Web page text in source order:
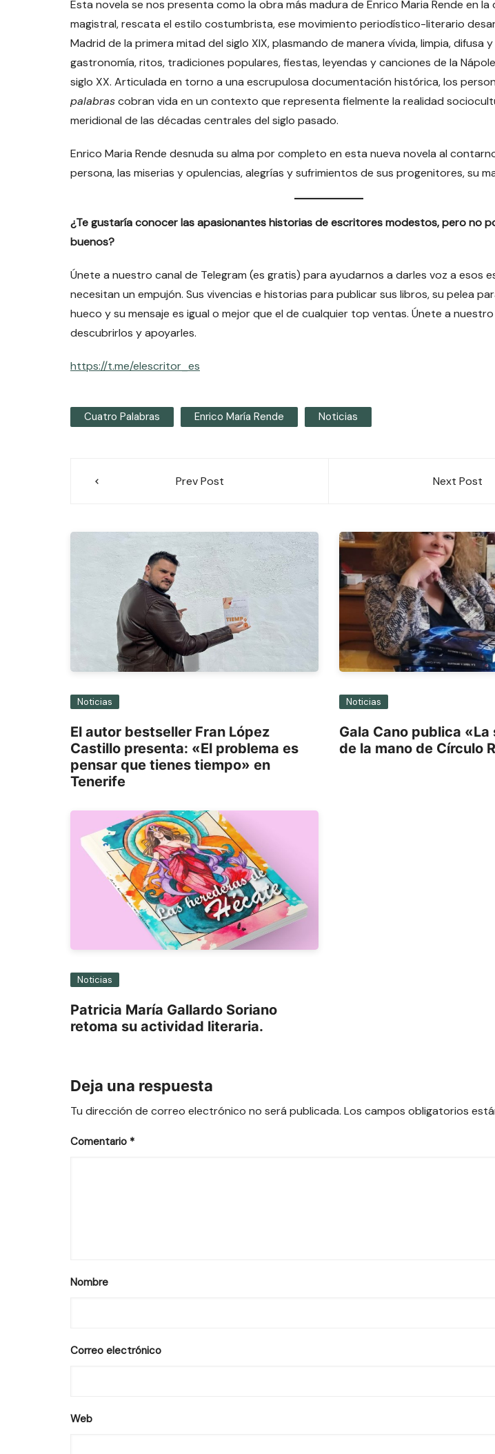
Esta novela se nos presenta como la obra más madura de Enrico Maria Rende en la
magistral, rescata el estilo costumbrista, ese movimiento periodístico-literario
Madrid de la primera mitad del siglo XIX, plasmando de manera vívida, limpia, difusa y
gastronomía, ritos, tradiciones populares, fiestas, leyendas y canciones de la
siglo XX. Articulada en torno a una escrupulosa documentación histórica, los
palabrascobran vida en un contexto que representa fielmente la realidad
meridional de las décadas centrales del siglo pasado.
Enrico Maria Rende desnuda su alma por completo en esta nueva novela al
persona, las miserias y opulencias, alegrías y sufrimientos de sus progenitores, su
¿Te gustaría conocer las apasionantes historias de escritores modestos, pero no
buenos?
Únete a nuestro canal de Telegram (es gratis) para ayudarnos a darles voz a esos
necesitan un empujón. Sus vivencias e historias para publicar sus libros, su pelea
hueco y su mensaje es igual o mejor que el de cualquier top ventas. Únete a
descubrirlos y apoyarles.
https://t.me/elescritor_es
Cuatro Palabras Enrico María Rende Noticias
NavegaciónPrev Post Next Post
Noticias
El autor bestseller Fran López
Castillo presenta: «El problema es
pensar que tienes tiempo» en
Tenerife
Noticias
Gala Cano publica
de la mano de Círculo
Noticias
Patricia María Gallardo Soriano
retoma su actividad literaria.
Deja una respuesta
Tu dirección de correo electrónico no será publicada. Los campos obligatorios
Comentario *
Nombre
Correo electrónico
Web